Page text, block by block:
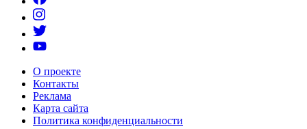
О проекте
Контакты
Реклама
Карта сайта
Политика конфиденциальности